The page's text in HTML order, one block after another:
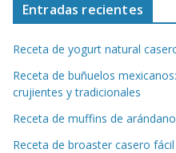
Entradas recientes
Receta de yogurt natural
Receta de buñuelos
crujientes y tradicionales
Receta de muffins de
Receta de broaster casero